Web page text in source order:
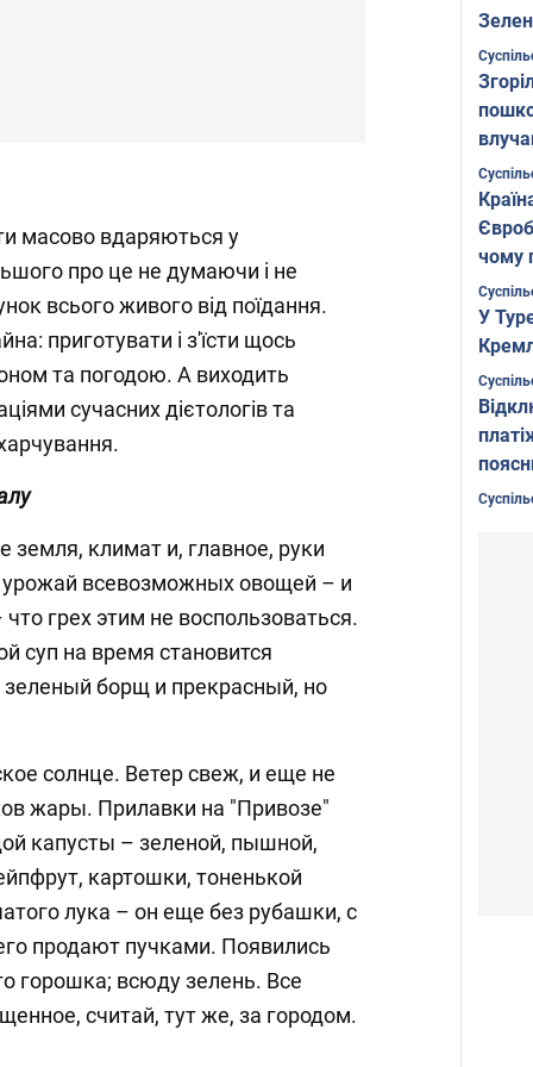
масово вдаряються у
про це не думаючи і не
всього живого від поїдання.
приготувати і з'їсти щось
та погодою. А виходить
сучасних дієтологів та
климат и, главное, руки
всевозможных овощей – и
грех этим не воспользоваться.
суп на время становится
борщ и прекрасный, но
солнце. Ветер свеж, и еще не
жары. Прилавки на "Привозе"
капусты – зеленой, пышной,
картошки, тоненькой
лука – он еще без рубашки, с
продают пучками. Появились
горошка; всюду зелень. Все
считай, тут же, за городом.
Фото
чому
У